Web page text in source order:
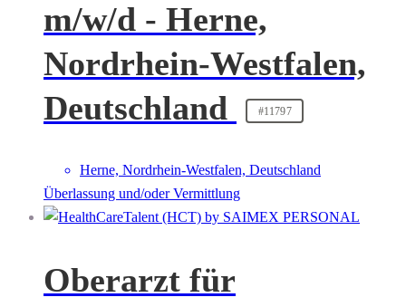
m/w/d - Herne,
Nordrhein-Westfalen,
Deutschland
#11797
Herne, Nordrhein-Westfalen, Deutschland
Überlassung und/oder Vermittlung
Oberarzt für